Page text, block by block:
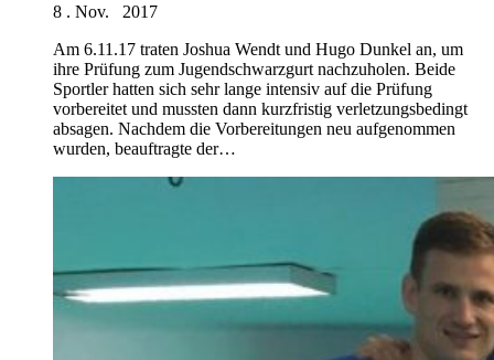
8 . Nov. 2017
Am 6.11.17 traten Joshua Wendt und Hugo Dunkel an, um
ihre Prüfung zum Jugendschwarzgurt nachzuholen. Beide
Sportler hatten sich sehr lange intensiv auf die Prüfung
vorbereitet und mussten dann kurzfristig verletzungsbedingt
absagen. Nachdem die Vorbereitungen neu aufgenommen
wurden, beauftragte der…